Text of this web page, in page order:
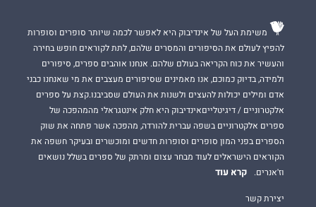
משימת העל של אינדיבוק היא לאפשר לכמה שיותר סופרים וסופרות
להפיץ לעולם את הסיפורים והמסרים שלהם, לתת לקוראים חופש בחירה
והעשיר את כוח הקריאה בעולם שלהם. אנחנו אוהבים ספרים, סיפורים
ולמידה, בדיוק כמוכם, אנו מאמינים שסיפורים מעצבים את מי שאנחנו כבני
אדם ומילים יכולות להעצים ולשנות את העולם שסביבנו.קצת על ספרים
אלקטרוניים / דיגיטלייםאינדיבוק היא חלק אינטגראלי מהמהפכה של
ספרים אלקטרוניים בשפה עברית להורדה, מהפכה אשר פתחה את שוק
הספרים בפני המון סופרים וסופרות חדשים ומוכשרים ובעיקר חשפה את
הקוראים הישראלים לעוד מבחר עצום ומרתק של ספרים בשלל נושאים
וז'אנרים.
קרא עוד
יצירת קשר